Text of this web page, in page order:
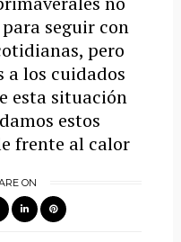
seguir con
pero
a los cuidados
esta situación
estos
frente al calor
ON